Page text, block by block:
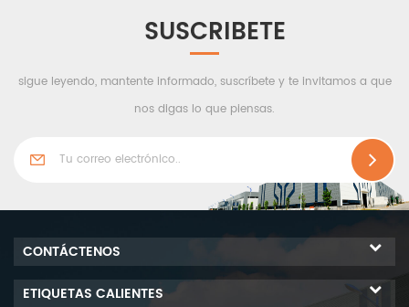
del almacenamiento en frío, y el producto
son los paneles de almacenamiento en frío que
ahorran energía. La calidad de sus materiales
determina la seguridad de los edificios frigoríficos
el efecto del aislamiento térmico y el ahorro
energético. MasterCard se ha centrado en el
de los materiales de aislamiento térmico que
ahorran energía para los sistemas de cerramiento
almacenamiento en frío durante muchos años y
brinda a los clientes soluciones completas desde
la nueva generación de formulación de material
nodo científico.
SUSCRIBETE
sigue leyendo, mantente informado, suscríbete y te invitamos a que
nos digas lo que piensas.
CONTÁCTENOS
ETIQUETAS CALIENTES